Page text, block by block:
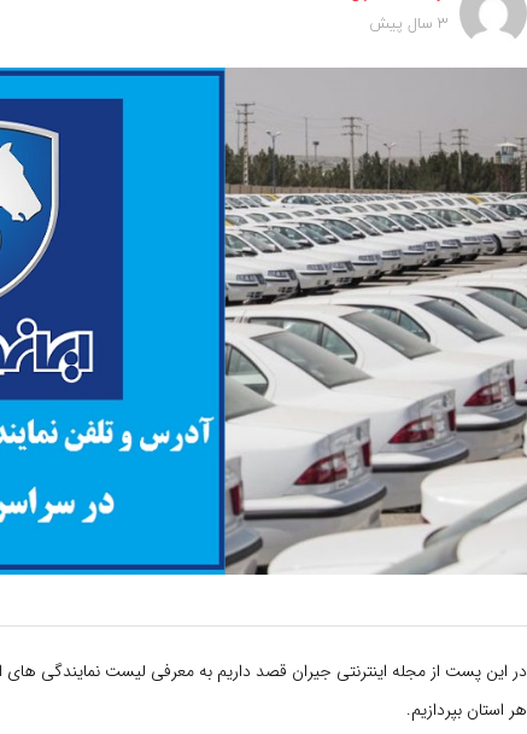
3 سال پیش
در این پست از مجله اینترنتی جیران قصد داریم به معرفی لیست نمایندگی
هر استان بپردازیم.